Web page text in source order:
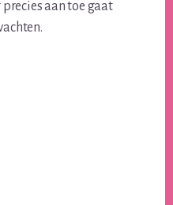
aan toe gaat